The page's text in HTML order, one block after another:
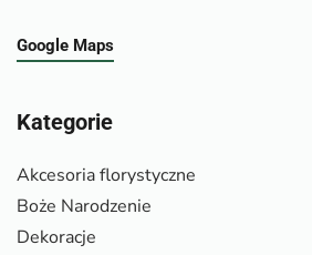
Google Maps
Kategorie
Akcesoria florystyczne
Boże Narodzenie
Dekoracje